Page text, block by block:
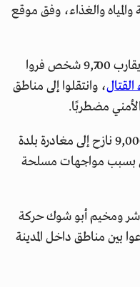
والغذاء، وفق موقع
أفادت المنظمة الدولية للهجرة بأن ما يقارب 9,700 شخص فروا
، وانتقلوا إلى مناطق
مضطربًا.
وفي جنوب كردفان، اضطر أكثر من 9,000 نازح إلى مغادرة بلدة
بسبب مواجهات مسلحة
ومخيم أبو شوك حركة
شخص، توزعوا بين مناطق داخل المدينة